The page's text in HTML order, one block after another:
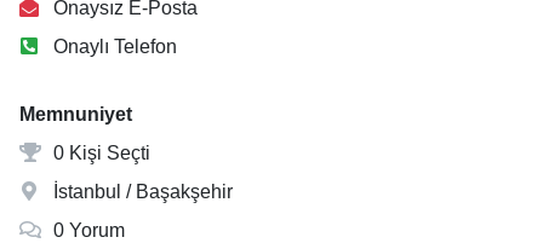
Onaysız E-Posta
Onaylı Telefon
Memnuniyet
0 Kişi Seçti
İstanbul / Başakşehir
0 Yorum